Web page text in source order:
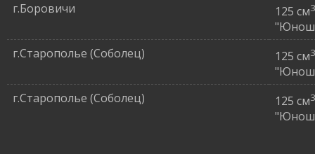
г.Боровичи
125 см3
г.Старополье (Соболец)
125 см3
г.Старополье (Соболец)
125 см3